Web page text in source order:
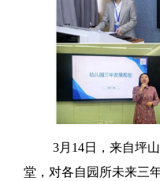
3月14日，来自坪
堂，对各自园所未来三